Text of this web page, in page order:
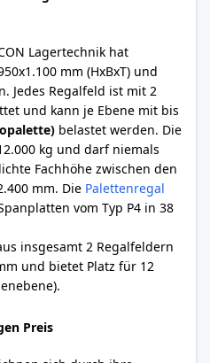
Lagertechnik hat
mm (HxBxT) und
Jedes Regalfeld ist mit 2
und kann je Ebene mit bis
belastet werden. Die
kg und darf niemals
Fachhöhe zwischen den
mm. Die Palettenregal
vom Typ P4 in 38
insgesamt 2 Regalfeldern
und bietet Platz für 12
Preis